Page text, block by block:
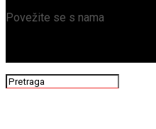
Povežite se s nama